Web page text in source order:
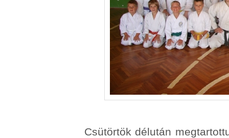
Csütörtök délután